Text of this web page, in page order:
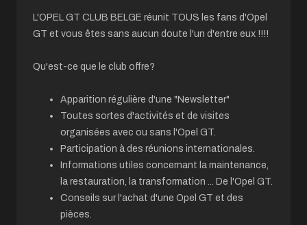
L'OPEL GT CLUB BELGE réunit TOUS les fans d'Opel
GT et vous êtes sans aucun doute l'un d'entre eux !!!!
Qu'est-ce que le club offre?
Apparition régulière d'une "Newsletter"
Toutes sortes d'activités et de visites
organisées avec ou sans l'Opel GT.
Participation à des réunions internationales.
Informations utiles concernant la maintenance,
la restauration, la transformation ... De l'Opel GT.
Conseils sur l'achat d'une Opel GT et des
pièces.